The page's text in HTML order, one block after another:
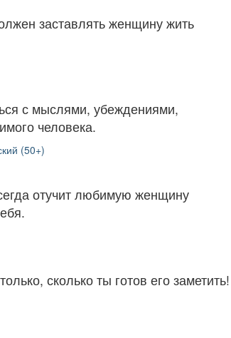
заставлять женщину жить
с мыслями, убеждениями,
человека.
(50+)
отучит любимую женщину
сколько ты готов его заметить!